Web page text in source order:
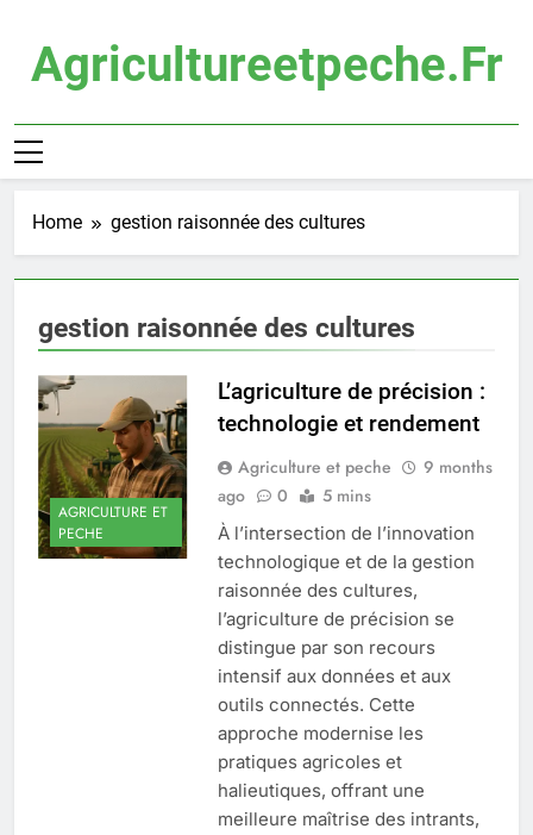
contentAgricultureetpeche.fr
Home gestion raisonnée des cultures
gestion raisonnée des cultures
AGRICULTURE ET
PECHE
L’agriculture de précision :
technologie et rendement
Agriculture et peche
9 months
ago
0 5 mins
À l’intersection de l’innovation
technologique et de la gestion
raisonnée des cultures,
l’agriculture de précision se
distingue par son recours
intensif aux données et aux
outils connectés. Cette
approche modernise les
pratiques agricoles et
halieutiques, offrant une
meilleure maîtrise des intrants,